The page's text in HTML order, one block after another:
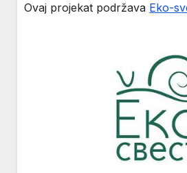
Ovaj projekat podržava Eko-